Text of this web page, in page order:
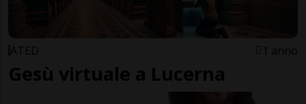
ATED 1 anno
Gesù virtuale a Lucerna